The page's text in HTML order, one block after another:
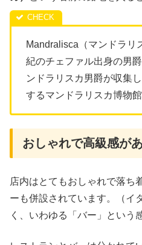
Mandralisca（マンドラリ
紀のチェファル出身の男
ンドラリスカ男爵が収集
するマンドラリスカ博物館
おしゃれで高級感が
店内はとてもおしゃれで落ち
ーも併設されています。（イ
く、いわゆる「バー」という